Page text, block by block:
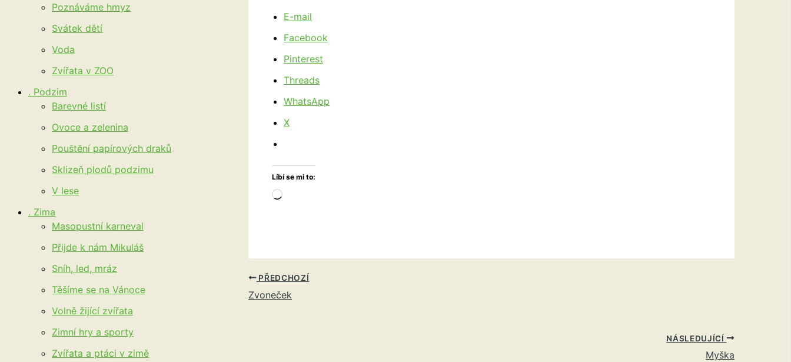
Poznáváme hmyz
Svátek dětí
Voda
Zvířata v ZOO
. Podzim
Barevné listí
Ovoce a zelenina
Pouštění papírových draků
Sklizeň plodů podzimu
V lese
. Zima
Masopustní karneval
Přijde k nám Mikuláš
Sníh, led, mráz
Těšíme se na Vánoce
Volně žijící zvířata
Zimní hry a sporty
Zvířata a ptáci v zimě
E-mail
Facebook
Pinterest
Threads
WhatsApp
X
Líbí se mi to:
Načítání…
PŘEDCHOZÍ
Zvoneček
NÁSLEDUJÍCÍ
Myška